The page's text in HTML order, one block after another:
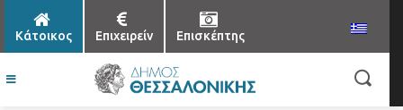
Κάτοικος Επιχειρείν Επισκέπτης